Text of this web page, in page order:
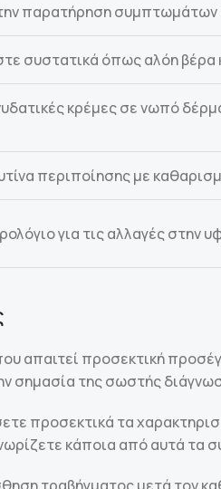
παρατήρηση συμπτωμάτων
συστατικά όπως αλόη βέρα
κρέμες σε νωπό
περιποίησης με
για τις αλλαγές στην
απαιτεί προσεκτική
σημασία της σωστής
προσεκτικά τα
κάποια από αυτά
τραβήγματος μετά τον